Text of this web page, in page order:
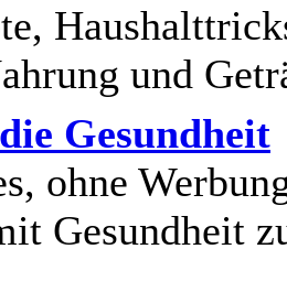
und
Gesundheit
ohne
Gesundheit